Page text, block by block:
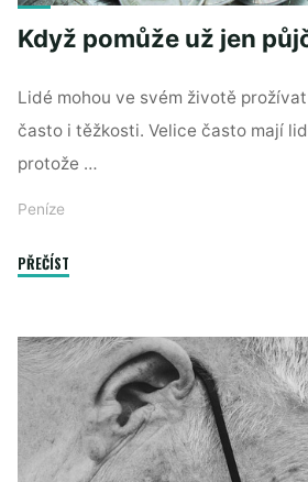
Když pomůže už jen
Lidé mohou ve svém životě
často i těžkosti. Velice často mají
protože …
Peníze
PŘEČÍST
jen
půjčka"